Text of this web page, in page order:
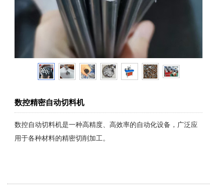
数控精密自动切料机
数控自动切料机是一种高精度、高效率的自动化设备，广泛应
用于各种材料的精密切削加工。